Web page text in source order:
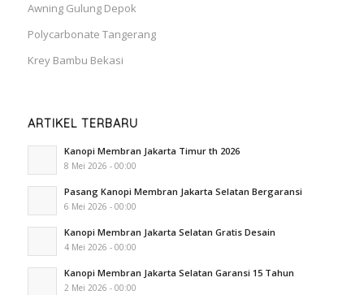
Awning Gulung Depok
Polycarbonate Tangerang
Krey Bambu Bekasi
ARTIKEL TERBARU
Kanopi Membran Jakarta Timur th 2026
8 Mei 2026 - 00:00
Pasang Kanopi Membran Jakarta Selatan Bergaransi
6 Mei 2026 - 00:00
Kanopi Membran Jakarta Selatan Gratis Desain
4 Mei 2026 - 00:00
Kanopi Membran Jakarta Selatan Garansi 15 Tahun
2 Mei 2026 - 00:00